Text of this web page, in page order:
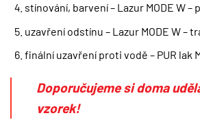
stínování, barvení – Lazur MODE W –
uzavření odstínu – Lazur MODE W –
finální uzavření proti vodě – PUR lak
Doporučujeme si doma
vzorek!